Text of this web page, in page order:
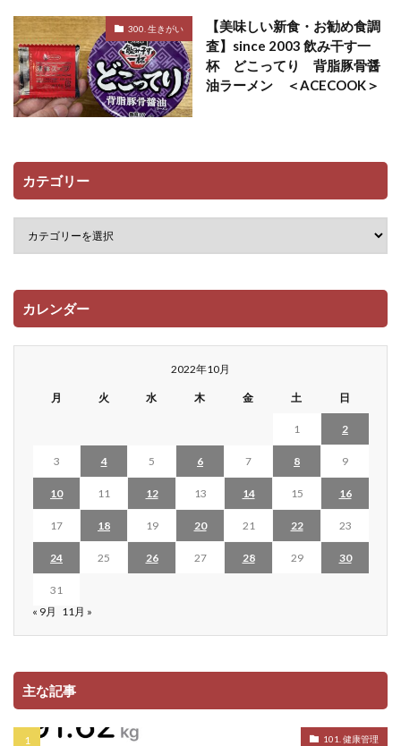
300. 生きがい
【美味しい新食・お勧め食調
査】since 2003 飲み干す一
杯 どこってり 背脂豚骨醤
油ラーメン ＜ACECOOK＞
カテゴリー
カレンダー
2022年10月
月 火 水 木 金 土 日
1 2
3 4 5 6 7 8 9
10 11 12 13 14 15 16
17 18 19 20 21 22 23
24 25 26 27 28 29 30
31
« 9月 11月 »
主な記事
101. 健康管理